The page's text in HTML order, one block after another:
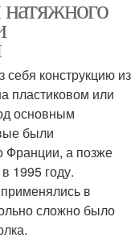
конструкцию из
пластиковом или
основным
были
Франции, а позже
1995 году.
в
сложно было